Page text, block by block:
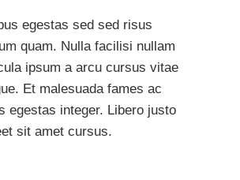
egestas sed sed risus
quam. Nulla facilisi nullam
ipsum a arcu cursus vitae
Et malesuada fames ac
egestas integer. Libero justo
sit amet cursus.